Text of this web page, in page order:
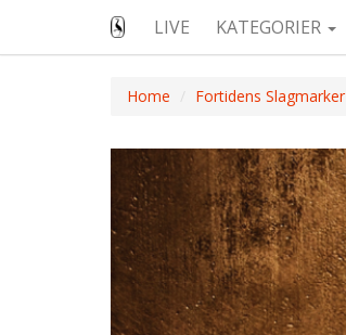
LIVE KATEGORIER
Home Fortidens Slagmarker